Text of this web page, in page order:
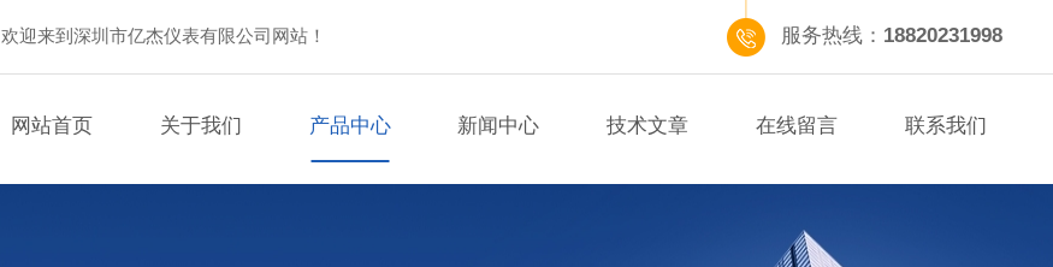
欢迎来到深圳市亿杰仪表有限公司网站！ 服务热线： 18820231998
网站首页 关于我们 产品中心 新闻中心 技术文章 在线留言 联系我们